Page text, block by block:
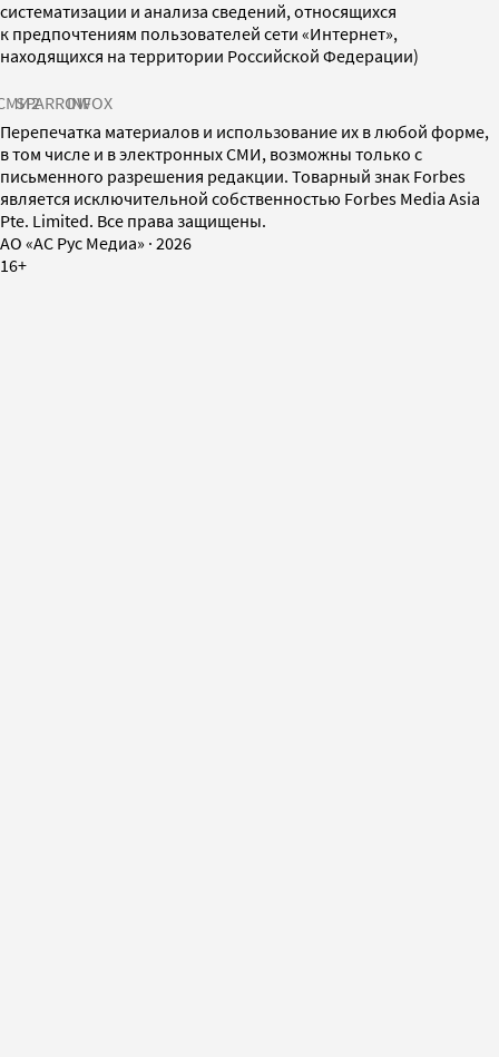
систематизации и анализа сведений, относящихся
к предпочтениям пользователей сети «Интернет»,
находящихся на территории Российской Федерации)
SPARROWINFOX
Перепечатка материалов и использование их в любой форме,
в том числе и в электронных СМИ, возможны только с
письменного разрешения редакции. Товарный знак Forbes
является исключительной собственностью Forbes Media Asia
Pte. Limited. Все права защищены.
AO «АС Рус Медиа» · 2026
16+